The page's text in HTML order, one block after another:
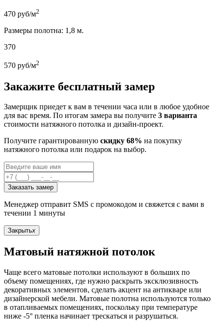
470 руб/м2
Размеры полотна: 1,8 м.
370
570 руб/м2
Закажите бесплатный замер
Замерщик приедет к вам в течении часа или в любое удобное
для вас время. По итогам замера вы получите 3 варианта
стоимости натяжного потолка и дизайн-проект.
Получите гарантированную скидку 68% на покупку
натяжного потолка или подарок на выбор.
Заказать замер
Менеджер отправит SMS с промокодом и свяжется с вами в
течении 1 минуты
Закрытьx
Матовый натяжной потолок
Чаще всего матовые потолки используют в больших по
объему помещениях, где нужно раскрыть эксклюзивность
декоративных элементов, сделать акцент на антикваре или
дизайнерской мебели. Матовые полотна используются только
в отапливаемых помещениях, поскольку при температуре
ниже -5° пленка начинает трескаться и разрушаться.